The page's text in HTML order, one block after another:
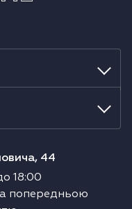
44
18:00
попередньою